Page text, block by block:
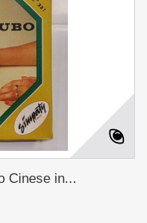
Cinese in...